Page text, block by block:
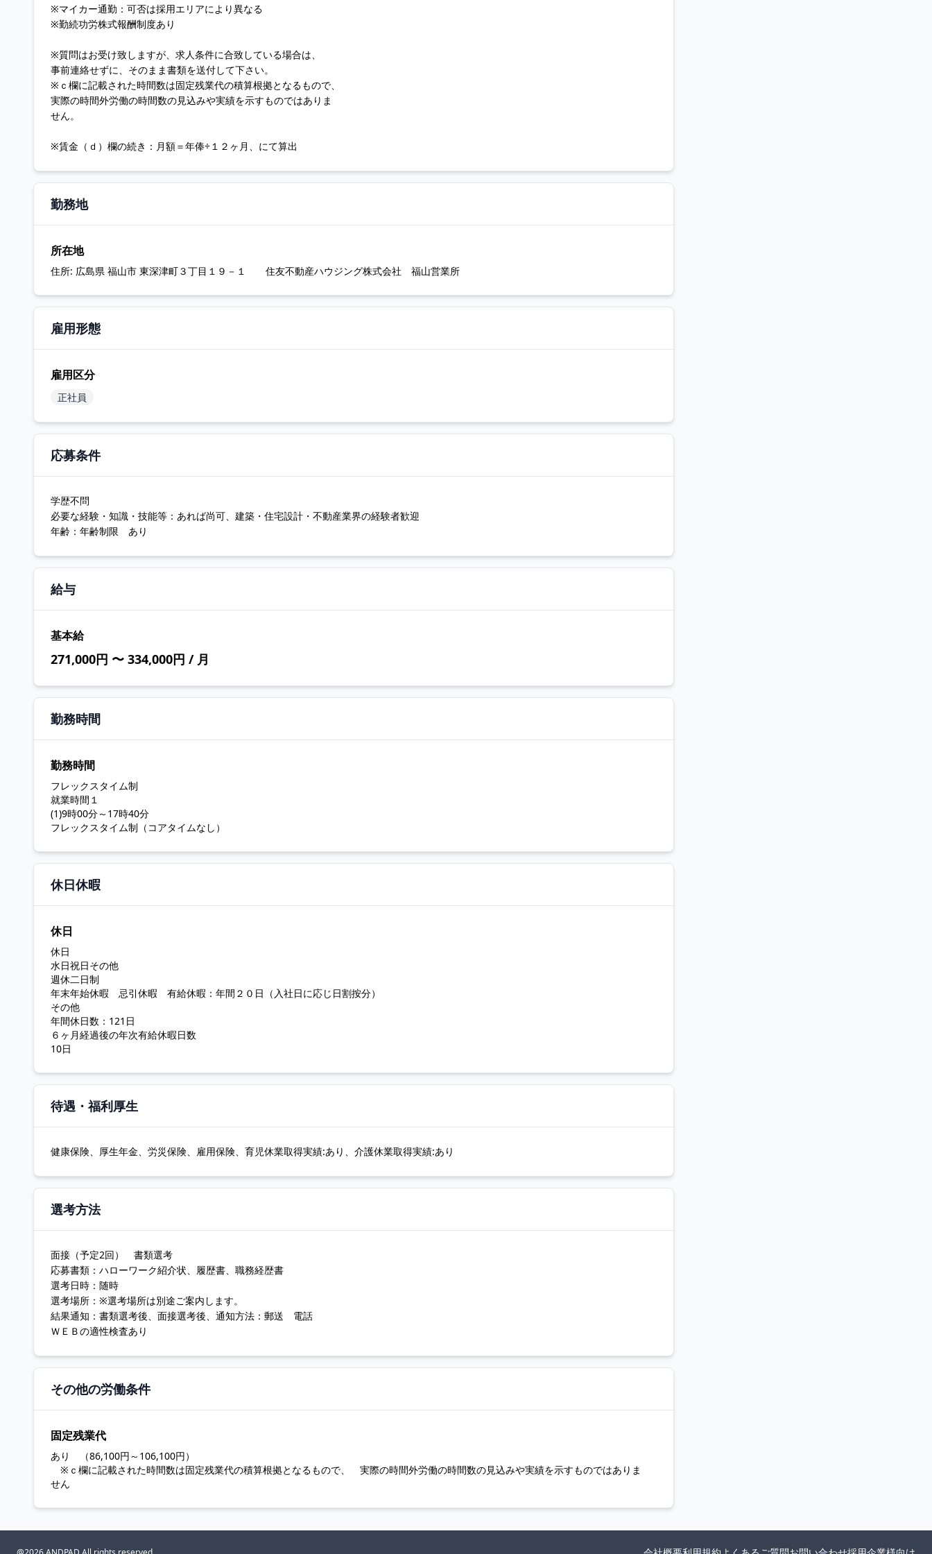
※マイカー通勤：可否は採用エリアにより異なる
※勤続功労株式報酬制度あり
※質問はお受け致しますが、求人条件に合致している場合は、
事前連絡せずに、そのまま書類を送付して下さい。
※ｃ欄に記載された時間数は固定残業代の積算根拠となるもので、
実際の時間外労働の時間数の見込みや実績を示すものではありま
せん。
※賃金（ｄ）欄の続き：月額＝年俸÷１２ヶ月、にて算出
勤務地
所在地
住所: 広島県 福山市 東深津町３丁目１９－１ 住友不動産ハウジング株式会社 福山営業所
雇用形態
雇用区分
正社員
応募条件
学歴不問
必要な経験・知識・技能等：あれば尚可、建築・住宅設計・不動産業界の経験者歓迎
年齢：年齢制限 あり
給与
基本給
271,000円 〜 334,000円 / 月
勤務時間
勤務時間
フレックスタイム制
就業時間１
(1)9時00分～17時40分
フレックスタイム制（コアタイムなし）
休日休暇
休日
休日
水日祝日その他
週休二日制
年末年始休暇 忌引休暇 有給休暇：年間２０日（入社日に応じ日割按分）
その他
年間休日数：121日
６ヶ月経過後の年次有給休暇日数
10日
待遇・福利厚生
健康保険、厚生年金、労災保険、雇用保険、育児休業取得実績:あり、介護休業取得実績:あり
選考方法
面接（予定2回） 書類選考
応募書類：ハローワーク紹介状、履歴書、職務経歴書
選考日時：随時
選考場所：※選考場所は別途ご案内します。
結果通知：書類選考後、面接選考後、通知方法：郵送 電話
ＷＥＢの適性検査あり
その他の労働条件
固定残業代
あり （86,100円～106,100円）
※ｃ欄に記載された時間数は固定残業代の積算根拠となるもので、 実際の時間外労働の時間数の見込みや実績を示すものではありま
せん